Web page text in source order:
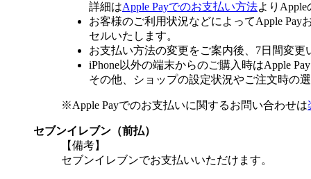
詳細はApple Payでのお支払い方法よりApple
お客様のご利用状況などによってApple
セルいたします。
お支払い方法の変更をご案内後、7日間変
iPhone以外の端末からのご購入時はApple
その他、ショップの設定状況やご注文時の
※Apple Payでのお支払いに関するお問い合わせは
セブンイレブン（前払）
【備考】
セブンイレブンでお支払いいただけます。